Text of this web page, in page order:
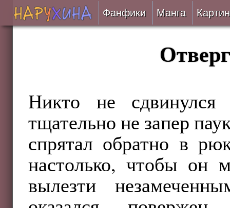
Фанфики
Сборники
Рецензии
На проверке
Манга
Никто не
тщательно не запер
спрятал обратно в
настолько, чтобы он
вылезти